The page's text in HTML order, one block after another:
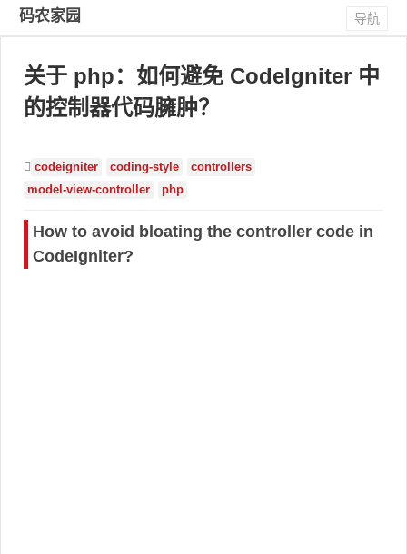
码农家园 导航
关于 php：如何避免 CodeIgniter 中
的控制器代码臃肿？
codeigniter coding-style
controllers
model-view-controller
php
How to avoid bloating the controller code in
CodeIgniter?